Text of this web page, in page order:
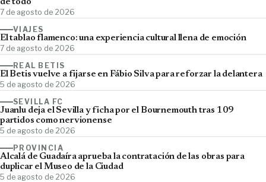
de todo'
7 de agosto de 2026
VIAJES
El tablao flamenco: una experiencia cultural llena de emoción
7 de agosto de 2026
REAL BETIS
El Betis vuelve a fijarse en Fábio Silva para reforzar la delantera
5 de agosto de 2026
SEVILLA FC
Juanlu deja el Sevilla y ficha por el Bournemouth tras 109
partidos como nervionense
5 de agosto de 2026
PROVINCIA
Alcalá de Guadaíra aprueba la contratación de las obras para
duplicar el Museo de la Ciudad
5 de agosto de 2026